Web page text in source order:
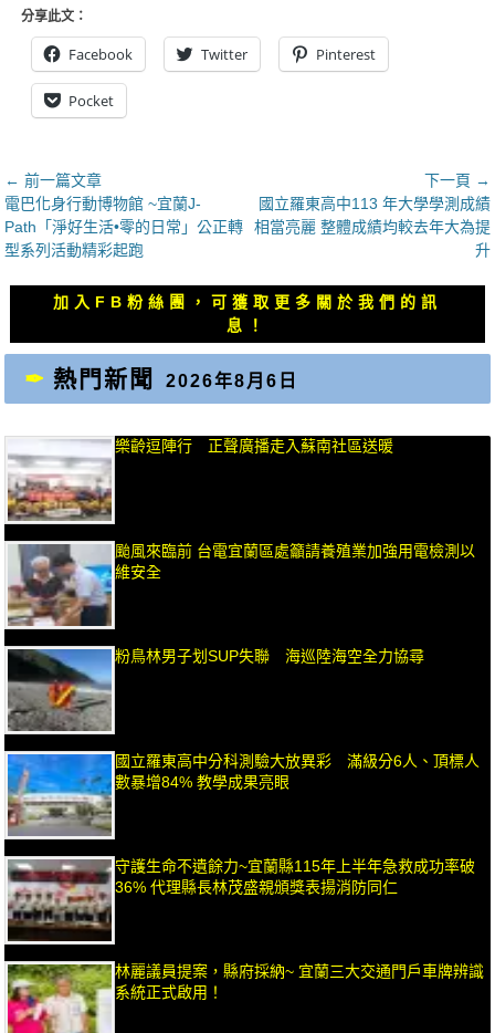
分享此文：
Facebook Twitter Pinterest
Pocket
文
章
導
覽
← 前一篇文章
上
一
篇
電巴化身行動博物館 ~宜蘭J-
Path「淨好生活•零的日常」公正轉
型系列活動精彩起跑
下一頁 →
下
一
章：
國立羅東高中113 年大學學測成績
相當亮麗 整體成績均較去年大為提
升
加入FB粉絲團，可獲取更多關於我們的訊
息！
熱門新聞 2026年8月6日
樂齡逗陣行 正聲廣播走入蘇南社區送暖
颱風來臨前 台電宜蘭區處籲請養殖業加強用電檢測以
維安全
粉鳥林男子划SUP失聯 海巡陸海空全力協尋
國立羅東高中分科測驗大放異彩 滿級分6人、頂標人
數暴增84% 教學成果亮眼
守護生命不遺餘力~宜蘭縣115年上半年急救成功率破
36% 代理縣長林茂盛親頒獎表揚消防同仁
林麗議員提案，縣府採納~ 宜蘭三大交通門戶車牌辨識
系統正式啟用！